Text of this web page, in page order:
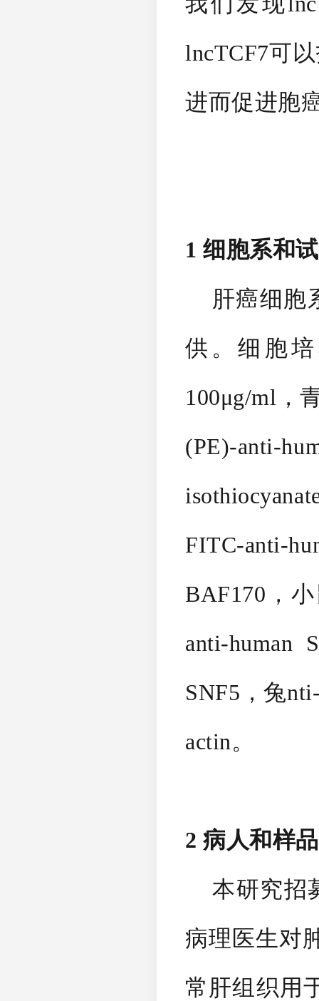
lncTCF7可
进而促进胞
1 细胞系和
肝癌细胞系
供。细胞
100μg/ml，
(PE)-anti-
FITC-anti-
BAF170，
anti-human
SNF5，兔
actin。
2 病人和样
本研究招
病理医生对
常肝组织用